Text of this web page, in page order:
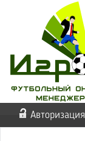
Авторизация